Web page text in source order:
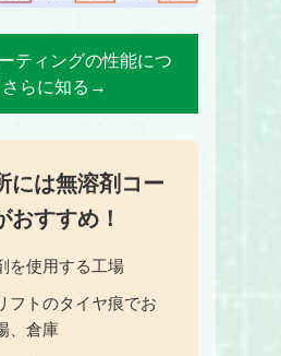
ティングの性能につ
さらに知る→
には無溶剤コー
おすすめ！
を使用する工場
フトのタイヤ痕でお
、倉庫